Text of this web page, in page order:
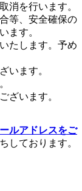
消を行います。
等、安全確保の
ます。
たします。予め
います。
ざいます。
ルアドレスをご
しております。